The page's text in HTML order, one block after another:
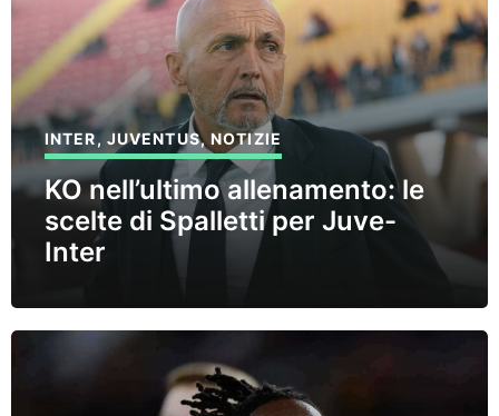
INTER, JUVENTUS,NOTIZIE
KO nell’ultimo allenamento: le
scelte di Spalletti per Juve-
Inter